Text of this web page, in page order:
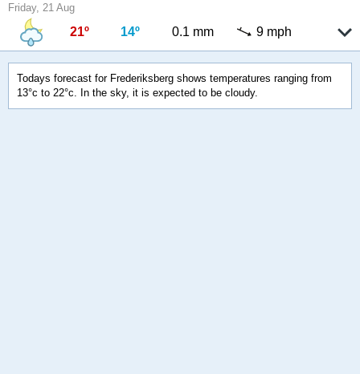
Friday, 21 Aug
21º 14º 0.1 mm 9 mph
Todays forecast for Frederiksberg shows temperatures ranging from
13°c to 22°c. In the sky, it is expected to be cloudy.